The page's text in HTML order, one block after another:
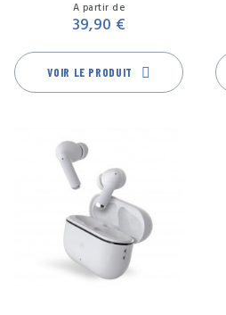
A partir de
39,90 €
VOIR LE PRODUIT